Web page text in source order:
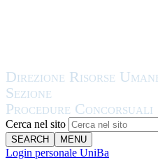
Cerca nel sito
SEARCH MENU
Login personale UniBa